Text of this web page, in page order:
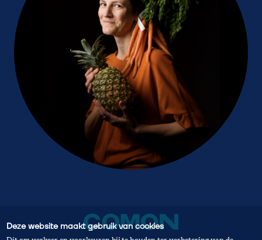
Deze website maakt gebruik van cookies